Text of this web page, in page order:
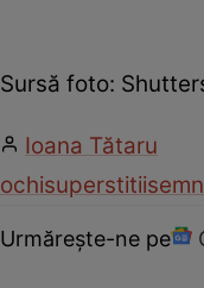
Sursă foto:
Ioana Tătaru
ochisuperstitii
Urmărește-ne pe